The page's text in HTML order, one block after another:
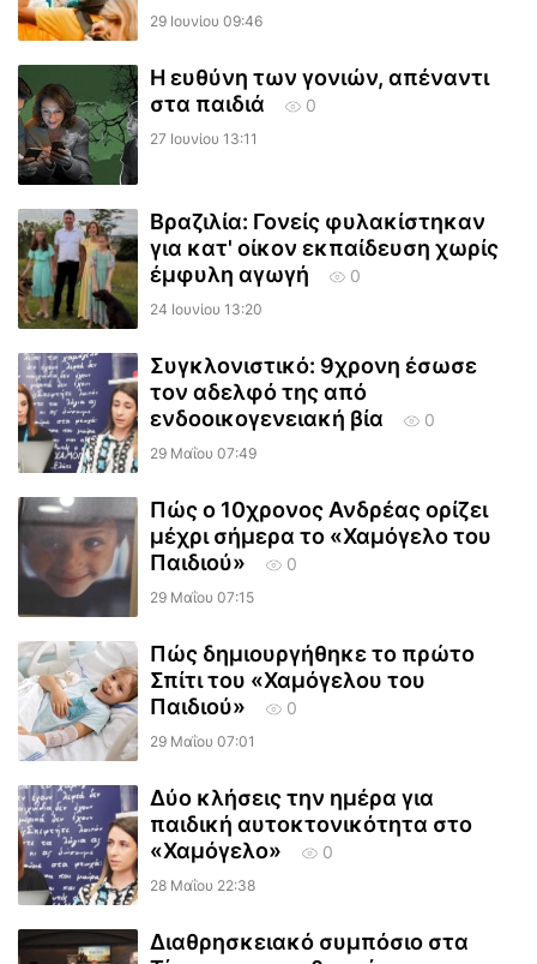
29 Ιουνίου 09:46
Η ευθύνη των γονιών, απέναντι
στα παιδιά
0
27 Ιουνίου 13:11
Βραζιλία: Γονείς φυλακίστηκαν
για κατ' οίκον εκπαίδευση χωρίς
έμφυλη αγωγή
0
24 Ιουνίου 13:20
Συγκλονιστικό: 9χρονη έσωσε
τον αδελφό της από
ενδοοικογενειακή βία
0
29 Μαΐου 07:49
Πώς ο 10χρονος Ανδρέας ορίζει
μέχρι σήμερα το «Χαμόγελο του
Παιδιού»
0
29 Μαΐου 07:15
Πώς δημιουργήθηκε το πρώτο
Σπίτι του «Χαμόγελου του
Παιδιού»
0
29 Μαΐου 07:01
Δύο κλήσεις την ημέρα για
παιδική αυτοκτονικότητα στο
«Χαμόγελο»
0
28 Μαΐου 22:38
Διαθρησκειακό συμπόσιο στα